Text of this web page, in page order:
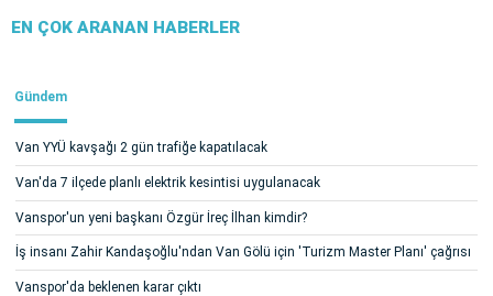
EN ÇOK ARANAN HABERLER
Gündem
Van YYÜ kavşağı 2 gün trafiğe kapatılacak
Van'da 7 ilçede planlı elektrik kesintisi uygulanacak
Vanspor'un yeni başkanı Özgür İreç İlhan kimdir?
İş insanı Zahir Kandaşoğlu'ndan Van Gölü için 'Turizm Master Planı' çağrısı
Vanspor'da beklenen karar çıktı